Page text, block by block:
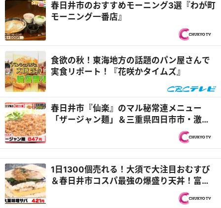
春日井市のおすすめモーニング3選『わが町
モーニング一番店』
食欲の秋！東海地方の話題のパン屋さんで
実食リポート！『花咲かタイムズ』
春日井市『仙楽』のマル秘常連メニュー
「ザージャン麺」＆三重県四日市市・激安
海鮮食堂がうどん店開店！『PS純金（ゴー
1日1300個売れる！大須で大注目おむすび
＆春日井市コスパ最強の爆盛り天丼！富士
山すべり台完全制覇の旅『PS純金（ゴール